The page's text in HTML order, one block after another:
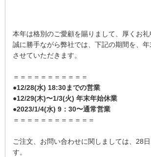
本年は格別のご愛顧を賜りまして、厚くお礼
誠に勝手ながら弊社では、下記の期間を、年
させていただきます。
＝＝＝＝＝＝＝＝＝＝＝
●12/28(水) 18:30までの営業
●12/29(木)〜1/3(火) 年末年始休業
●2023/1/4(水) 9：30〜通常営業
＝＝＝＝＝＝＝＝＝＝＝＝
ご注文、お問い合わせに関しましては、28
す。